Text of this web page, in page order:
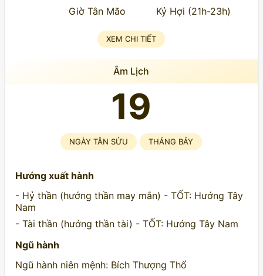
Giờ Tân Mão
Kỷ Hợi (21h-23h)
XEM CHI TIẾT
Âm Lịch
19
NGÀY TÂN SỬU THÁNG BẢY
Hướng xuất hành
- Hỷ thần (hướng thần may mắn) - TỐT: Hướng Tây
Nam
- Tài thần (hướng thần tài) - TỐT: Hướng Tây Nam
Ngũ hành
Ngũ hành niên mệnh: Bích Thượng Thổ